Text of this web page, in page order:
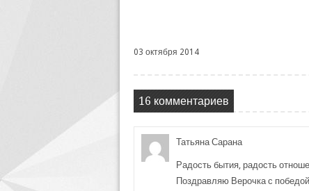
03 октября 2014
16 комментариев
Татьяна Сарана
Радость бытия, радость
Поздравляю Верочка с